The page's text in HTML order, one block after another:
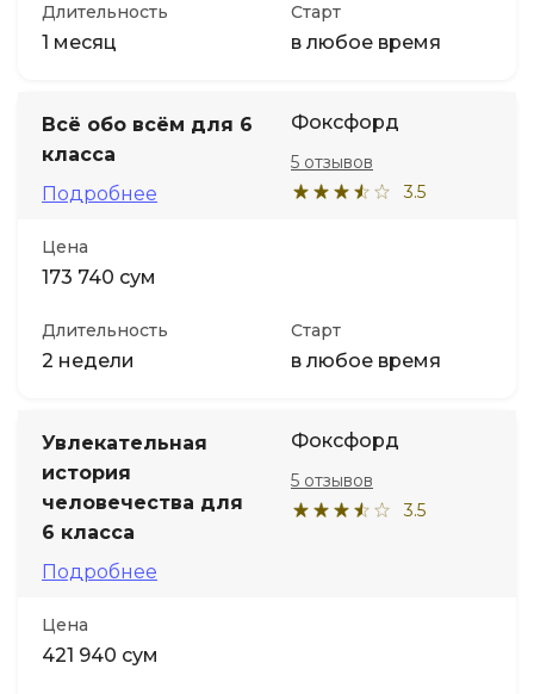
Длительность
1 месяц
Старт
в любое время
Всё обо всём для 6
класса
Подробнее
Фоксфорд
3.5
5 отзывов
Цена
173 740 сум
Длительность
2 недели
Старт
в любое время
Увлекательная
история
человечества для
6 класса
Подробнее
Фоксфорд
3.5
5 отзывов
Цена
421 940 сум